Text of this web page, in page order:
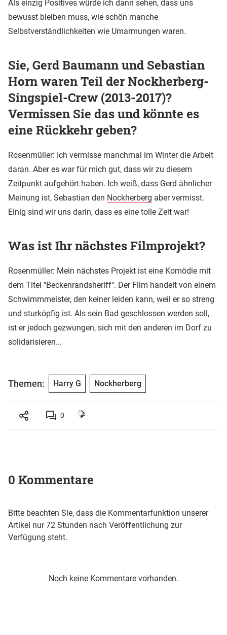
Als einzig Positives würde ich dann sehen, dass uns
bewusst bleiben muss, wie schön manche
Selbstverständlichkeiten wie Umarmungen waren.
Sie, Gerd Baumann und Sebastian
Horn waren Teil der Nockherberg-
Singspiel-Crew (2013-2017)?
Vermissen Sie das und könnte es
eine Rückkehr geben?
Rosenmüller: Ich vermisse manchmal im Winter die Arbeit
daran. Aber es war für mich gut, dass wir zu diesem
Zeitpunkt aufgehört haben. Ich weiß, dass Gerd ähnlicher
Meinung ist, Sebastian den Nockherberg aber vermisst.
Einig sind wir uns darin, dass es eine tolle Zeit war!
Was ist Ihr nächstes Filmprojekt?
Rosenmüller: Mein nächstes Projekt ist eine Komödie mit
dem Titel "Beckenrandsheriff". Der Film handelt von einem
Schwimmmeister, den keiner leiden kann, weil er so streng
und sturköpfig ist. Als sein Bad geschlossen werden soll,
ist er jedoch gezwungen, sich mit den anderen im Dorf zu
solidarisieren...
Themen: Harry G Nockherberg
0
0 Kommentare
Bitte beachten Sie, dass die Kommentarfunktion unserer
Artikel nur 72 Stunden nach Veröffentlichung zur
Verfügung steht.
Noch keine Kommentare vorhanden.